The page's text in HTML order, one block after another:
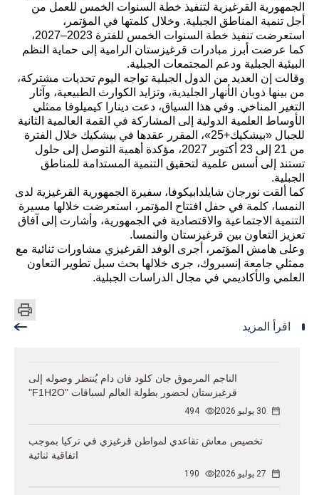
الجمهورية القرغيزية لتنفيذ خطة السنوات الخمس للعمل من
أجل تنمية المناطق الجبلية. وخلال كلمتها في المؤتمر،
استعرضت تنفيذ خطة السنوات الخمس للفترة 2023–2027،
كما عرضت أبرز مبادرات قرغيزستان الرامية إلى حماية النظم
البيئية الجبلية ودعم المجتمعات الجبلية.
وقالت إن العديد من الدول الجبلية تواجه اليوم تحديات مشتركة،
من بينها ذوبان الأنهار الجليدية، وتزايد الكوارث الطبيعية، وآثار
التغير المناخي. وفي هذا السياق، دعت دينارا كيميلوفا ممثلي
الأوساط العلمية الدولية إلى المشاركة في القمة العالمية الثانية
للجبال «بيشكيك+25»، المقرر عقدها في بيشكيك خلال الفترة
من 21 إلى 23 أكتوبر 2027، مؤكدة أهمية التوصل إلى حلول
تستند إلى أسس علمية لتحقيق التنمية المستدامة للمناطق
الجبلية.
كما ألقت نورجان شايلدابيكوفا، سفيرة الجمهورية القرغيزية لدى
النمسا، كلمة في حفل افتتاح المؤتمر، استعرضت خلالها مسيرة
التنمية الاجتماعية والاقتصادية في الجمهورية، وأشارت إلى آفاق
تعزيز التعاون بين قرغيزستان والنمسا.
وعلى هامش المؤتمر، أجرى الوفد القرغيزي مشاورات ثنائية مع
ممثلي جامعة إنسبروك، جرى خلالها بحث سبل تطوير التعاون
العلمي والأكاديمي في مجال الدراسات الجبلية.
اقرأ المزيد
الناجم المرموق جان كلود فان دام يُنتظر وصوله إلى
قرغيزستان لحضور بطولة العالم لسباقات "F1H2O"
30 يوليو 2026 494
تخصيص معاش تقاعدي لمواطن قرغيزي في تركيا بموجب
اتفاقية ثنائية
27 يوليو 2026 190